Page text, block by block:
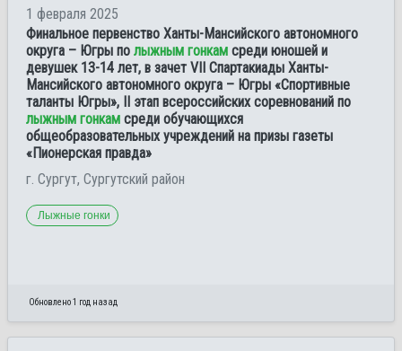
1 февраля 2025
Финальное первенство Ханты-Мансийского автономного
округа – Югры по лыжным гонкам среди юношей и
девушек 13-14 лет, в зачет VII Спартакиады Ханты-
Мансийского автономного округа – Югры «Спортивные
таланты Югры», II этап всероссийских соревнований по
лыжным гонкам среди обучающихся
общеобразовательных учреждений на призы газеты
«Пионерская правда»
г. Сургут, Сургутский район
Лыжные гонки
Обновлено 1 год назад